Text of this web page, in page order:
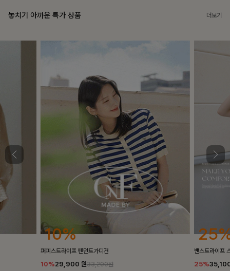
놓치기 아까운 특가 상품 더보기
25%
밴스트라이프 스트링원피스
25%35,100 원46,800원
10%
[5천장돌파/
10%